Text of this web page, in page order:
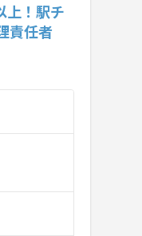
上！駅チ
責任者